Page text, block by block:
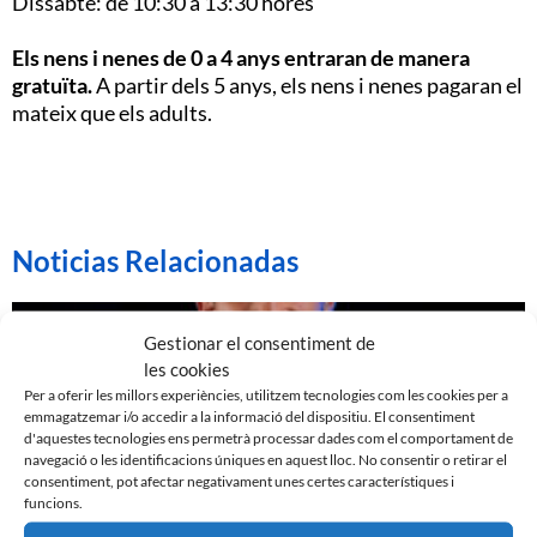
Gestionar el consentiment de
les cookies
Per a oferir les millors experiències, utilitzem tecnologies com les cookies per a
emmagatzemar i/o accedir a la informació del dispositiu. El consentiment
d'aquestes tecnologies ens permetrà processar dades com el comportament de
navegació o les identificacions úniques en aquest lloc. No consentir o retirar el
consentiment, pot afectar negativament unes certes característiques i
funcions.
Els nens i nenes de 0 a 4 anys entraran de manera
gratuïta.A partir dels 5 anys, els nens i nenes pagaran el
mateix que els adults.
Noticias Relacionadas